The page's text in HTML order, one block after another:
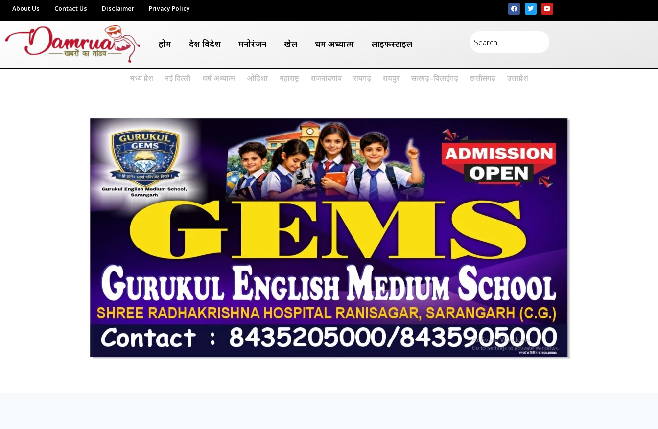
About Us Contact Us Disclaimer Privacy Policy
होम देश विदेश मनोरंजन खेल धर्म अध्यात्म लाइफस्टाइल
मध्य प्रदेश नई दिल्ली धर्म अध्यात्म ओडिशा महाराष्ट्र राजनांदगांव रायगढ़ रायपुर सारंगढ़–बिलाईगढ़ छत्तीसगढ़ उत्तरप्रदेश